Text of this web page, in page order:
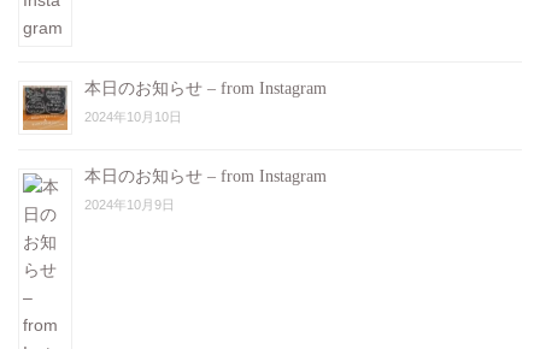
本日のお知らせ – from Instagram
2024年10月10日
本日のお知らせ – from Instagram
2024年10月9日